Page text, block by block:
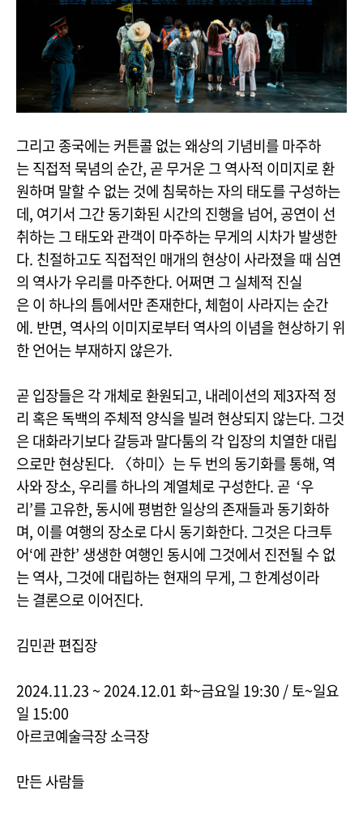
그리고 종국에는 커튼콜 없는 왜상의 기념비를 마주하
는 직접적 묵념의 순간, 곧 무거운 그 역사적 이미지로 환
원하며 말할 수 없는 것에 침묵하는 자의 태도를 구성하는
데, 여기서 그간 동기화된 시간의 진행을 넘어, 공연이 선
취하는 그 태도와 관객이 마주하는 무게의 시차가 발생한
다. 친절하고도 직접적인 매개의 현상이 사라졌을 때 심연
의 역사가 우리를 마주한다. 어쩌면 그 실체적 진실
은 이 하나의 틈에서만 존재한다, 체험이 사라지는 순간
에. 반면, 역사의 이미지로부터 역사의 이념을 현상하기 위
한 언어는 부재하지 않은가.
곧 입장들은 각 개체로 환원되고, 내레이션의 제3자적 정
리 혹은 독백의 주체적 양식을 빌려 현상되지 않는다. 그것
은 대화라기보다 갈등과 말다툼의 각 입장의 치열한 대립
으로만 현상된다. 〈하미〉는 두 번의 동기화를 통해, 역
사와 장소, 우리를 하나의 계열체로 구성한다. 곧 ‘우
리’를 고유한, 동시에 평범한 일상의 존재들과 동기화하
며, 이를 여행의 장소로 다시 동기화한다. 그것은 다크투
어‘에 관한’ 생생한 여행인 동시에 그것에서 진전될 수 없
는 역사, 그것에 대립하는 현재의 무게, 그 한계성이라
는 결론으로 이어진다.
김민관 편집장
2024.11.23 ~ 2024.12.01 화~금요일 19:30 / 토~일요
일 15:00
아르코예술극장 소극장
만든 사람들